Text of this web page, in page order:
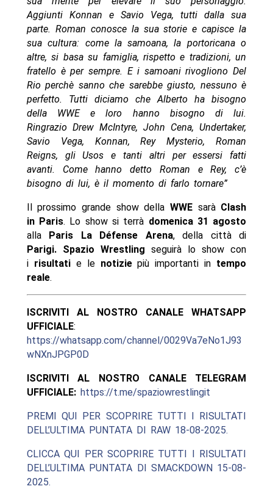
Aggiunti Konnan e Savio Vega, tutti dalla sua
parte. Roman conosce la sua storie e capisce la
sua cultura: come la samoana, la portoricana o
altre, si basa su famiglia, rispetto e tradizioni, un
fratello è per sempre. E i samoani rivogliono Del
Rio perchè sanno che sarebbe giusto, nessuno è
perfetto. Tutti diciamo che Alberto ha bisogno
della WWE e loro hanno bisogno di lui.
Ringrazio Drew McIntyre, John Cena, Undertaker,
Savio Vega, Konnan, Rey Mysterio, Roman
Reigns, gli Usos e tanti altri per essersi fatti
avanti. Come hanno detto Roman e Rey, c’è
bisogno di lui, è il momento di farlo tornare”
Il prossimo grande show della WWEsarà Clash
in Paris. Lo show si terrà domenica 31 agosto
alla
Paris La Défense Arena, della città di
Parigi. Spazio Wrestling seguirà lo show con
i risultatie le notiziepiù importanti in tempo
reale.
ISCRIVITI AL NOSTRO CANALE WHATSAPP
UFFICIALE:
https://whatsapp.com/channel/0029Va7eNo1J93
wNXnJPGP0D
ISCRIVITI AL NOSTRO CANALE TELEGRAM
UFFICIALE: https://t.me/spaziowrestlingit
PREMI QUI PER SCOPRIRE TUTTI I RISULTATI
DELL’ULTIMA PUNTATA DI RAW 18-08-2025.
CLICCA QUI PER SCOPRIRE TUTTI I RISULTATI
DELL’ULTIMA PUNTATA DI SMACKDOWN 15-08-
2025.